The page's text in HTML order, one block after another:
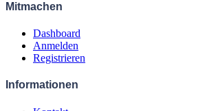
Mitmachen
Dashboard
Anmelden
Registrieren
Informationen